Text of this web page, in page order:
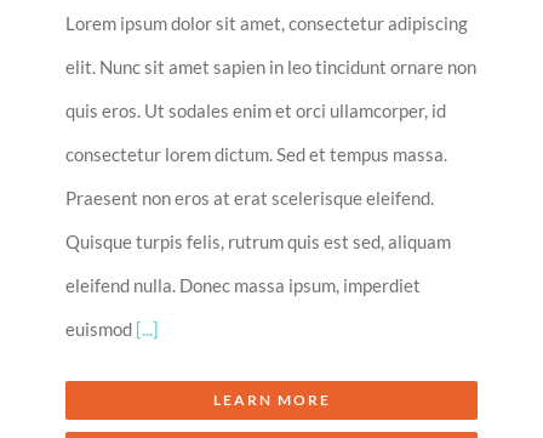
Lorem ipsum dolor sit amet, consectetur adipiscing
elit. Nunc sit amet sapien in leo tincidunt ornare non
quis eros. Ut sodales enim et orci ullamcorper, id
consectetur lorem dictum. Sed et tempus massa.
Praesent non eros at erat scelerisque eleifend.
Quisque turpis felis, rutrum quis est sed, aliquam
eleifend nulla. Donec massa ipsum, imperdiet
euismod [...]
LEARN MORE